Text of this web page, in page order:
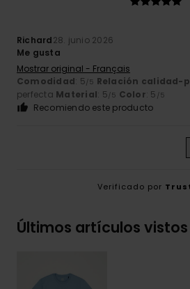
Richard28. junio 2026
Me gusta
Mostrar original - Français
Comodidad: 5/5 Relación calidad-
perfecta Material: 5/5 Color: 5 /5
Recomiendo este producto
Verificado por
Últimos artículos vistos